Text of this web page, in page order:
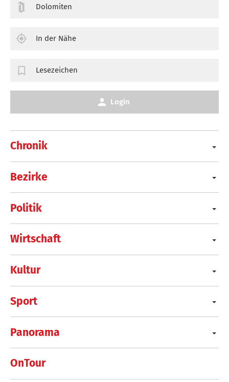
Chronik
Bezirke
Politik
Wirtschaft
Kultur
Sport
Panorama
OnTour
Dolomiten
In der Nähe
Lesezeichen
Login